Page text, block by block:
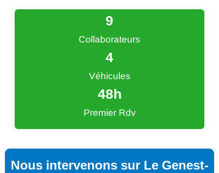
Collaborateurs
9
Véhicules
4
Premier Rdv
48h
Nous intervenons sur Le Genest-